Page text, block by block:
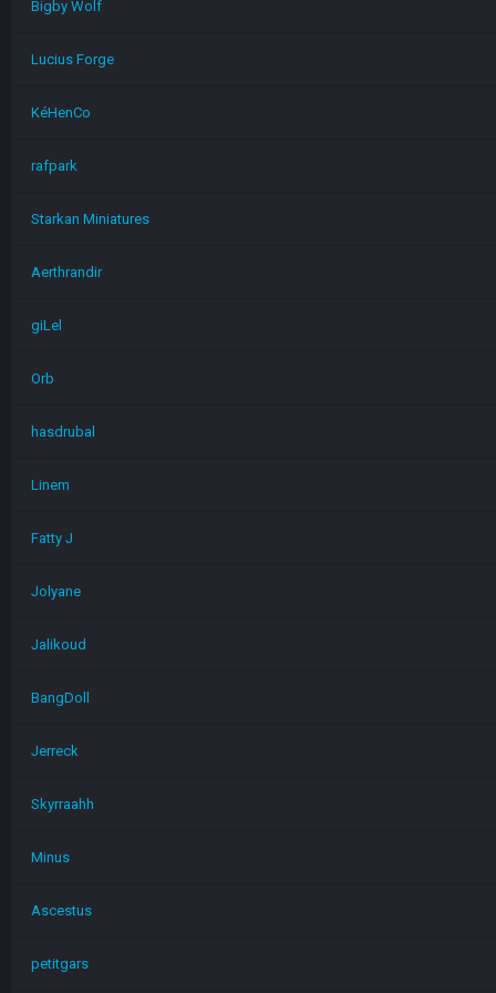
Bigby Wolf
Lucius Forge
KéHenCo
rafpark
Starkan Miniatures
Aerthrandir
giLel
Orb
hasdrubal
Linem
Fatty J
Jolyane
Jalikoud
BangDoll
Jerreck
Skyrraahh
Minus
Ascestus
petitgars